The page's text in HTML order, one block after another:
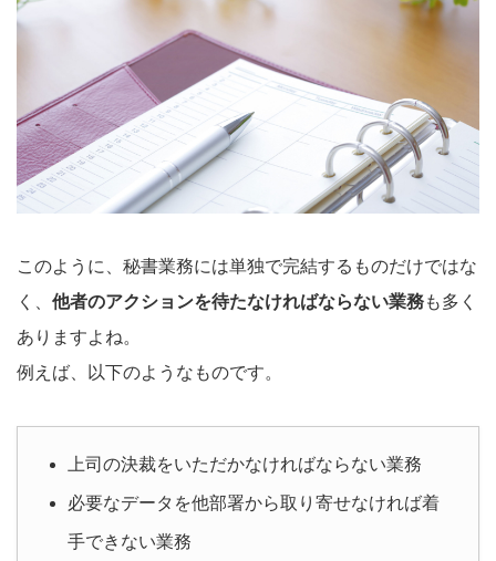
このように、秘書業務には単独で完結するものだけではな
く、 他者のアクションを待たなければならない業務も多く
ありますよね。
例えば、以下のようなものです。
上司の決裁をいただかなければならない業務
必要なデータを他部署から取り寄せなければ着
手できない業務